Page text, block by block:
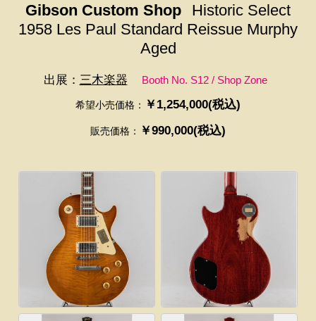
Gibson Custom Shop
Historic Select
1958 Les Paul Standard Reissue Murphy
Aged
出展： 三木楽器 Booth No. S12 / Shop Zone
希望小売価格： ￥1,254,000(税込)
販売価格： ￥990,000(税込)